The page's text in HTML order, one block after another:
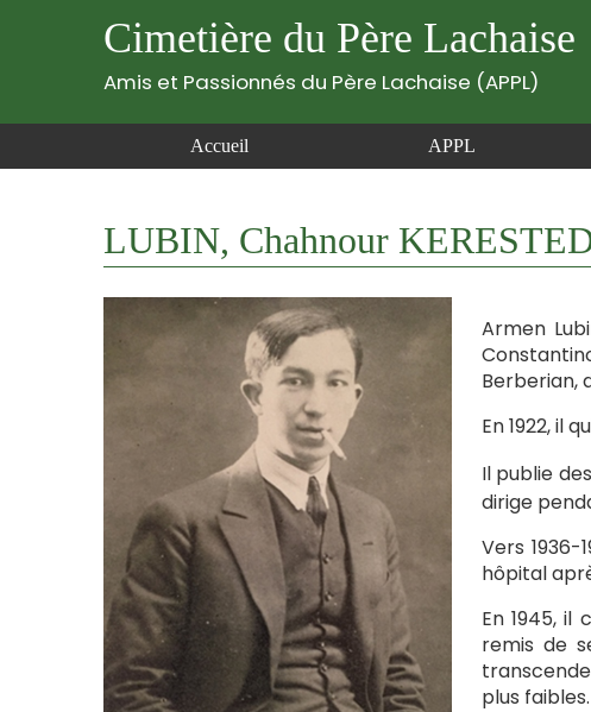
Cimetière du Père Lachaise
Amis et Passionnés du Père Lachaise (APPL)
Accueil APPL
LUBIN, Chahnour
Armen
Berberian,
En 1922, il
Il publie
dirige
Vers
hôpital
En 1945,
remis de
plus faibles.